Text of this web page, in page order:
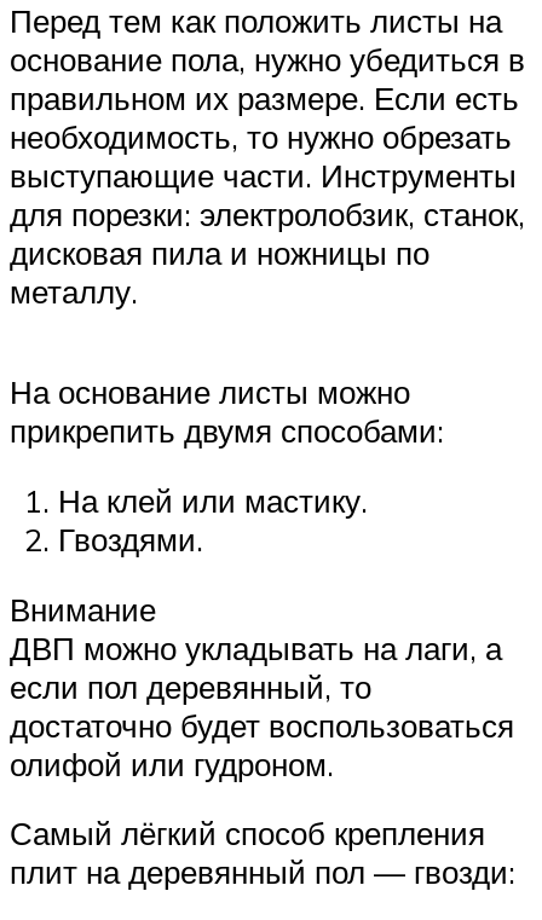
Перед тем как положить листы на
основание пола, нужно убедиться в
правильном их размере. Если есть
необходимость, то нужно обрезать
выступающие части. Инструменты
для порезки: электролобзик, станок,
дисковая пила и ножницы по
металлу.
На основание листы можно
прикрепить двумя способами:
На клей или мастику.
Гвоздями.
Внимание
ДВП можно укладывать на лаги, а
если пол деревянный, то
достаточно будет воспользоваться
олифой или гудроном.
Самый лёгкий способ крепления
плит на деревянный пол — гвозди: